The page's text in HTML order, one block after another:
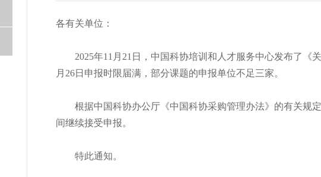
各有关单位：
2025年11月21日，中国科协培训和人才服务中心发布了《
月26日申报时限届满，部分课题的申报单位不足三家。
根据中国科协办公厅《中国科协采购管理办法》的有关规
间继续接受申报。
特此通知。